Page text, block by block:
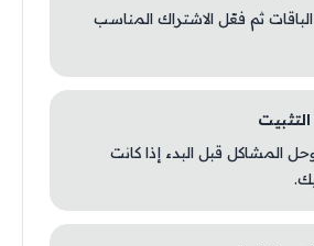
ثم فعّل الاشتراك المناسب
وحل المشاكل قبل البدء إذا كانت